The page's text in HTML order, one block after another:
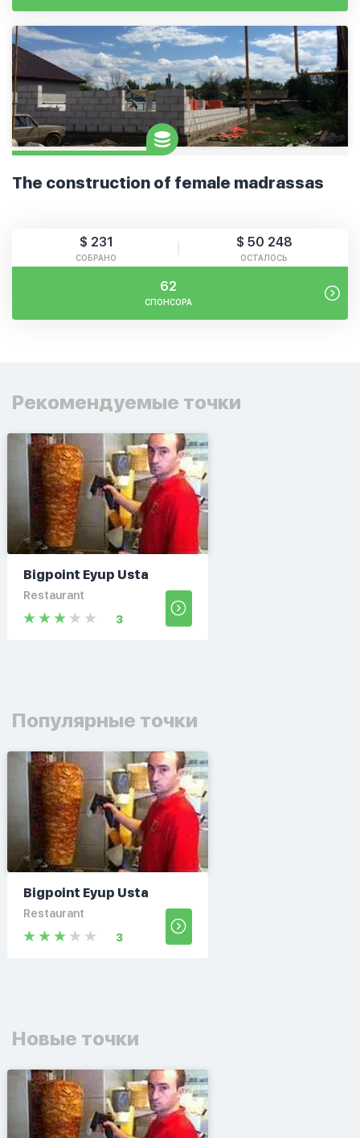
The construction of female madrassas
$ 231
СОБРАНО
$ 50 248
ОСТАЛОСЬ
62
СПОНСОРА
Рекомендуемые точки
Bigpoint Eyup Usta
Restaurant
3
Популярные точки
Bigpoint Eyup Usta
Restaurant
3
Новые точки